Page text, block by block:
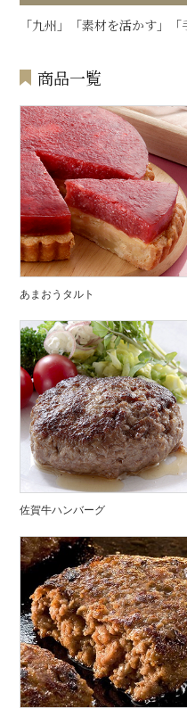
「九州」「素材を活かす」
商品一覧
あまおうタルト
佐賀牛ハンバーグ